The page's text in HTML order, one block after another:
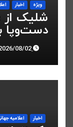
ویژه اخبار
شلیک از
دست‌وپا
ملی در
اخبار اعلاميه